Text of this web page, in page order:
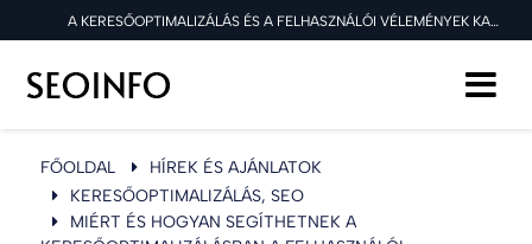
A KERESŐOPTIMALIZÁLÁS ÉS A FELHASZNÁLÓI VÉLEMÉNYEK KAPCSOLATA
FŐOLDAL
HÍREK ÉS AJÁNLATOK
KERESŐOPTIMALIZÁLÁS, SEO
MIÉRT ÉS HOGYAN SEGÍTHETNEK A